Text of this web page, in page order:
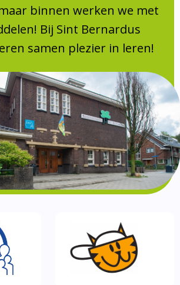
binnen werken we met
Bij Sint Bernardus
samen plezier in leren!